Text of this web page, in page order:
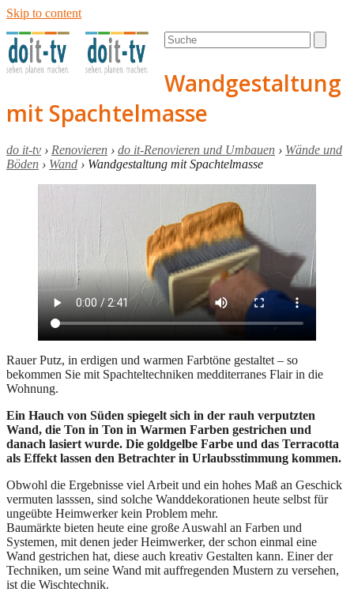
Skip to content
Open
mobile
Close
mobile
Search
Wandgestaltung
mit Spachtelmasse
do it-tv › Renovieren › do it-Renovieren und Umbauen › Wände und
Böden › Wand › Wandgestaltung mit Spachtelmasse
Rauer Putz, in erdigen und warmen Farbtöne gestaltet – so
bekommen Sie mit Spachteltechniken medditerranes Flair in die
Wohnung.
Ein Hauch von Süden spiegelt sich in der rauh verputzten
Wand, die Ton in Ton in Warmen Farben gestrichen und
danach lasiert wurde. Die goldgelbe Farbe und das Terracotta
als Effekt lassen den Betrachter in Urlaubsstimmung kommen.
Obwohl die Ergebnisse viel Arbeit und ein hohes Maß an Geschick
vermuten lasssen, sind solche Wanddekorationen heute selbst für
ungeübte Heimwerker kein Problem mehr.
Baumärkte bieten heute eine große Auswahl an Farben und
Systemen, mit denen jeder Heimwerker, der schon einmal eine
Wand gestrichen hat, diese auch kreativ Gestalten kann. Einer der
Techniken, um seine Wand mit auffregenden Mustern zu versehen,
ist die Wischtechnik.